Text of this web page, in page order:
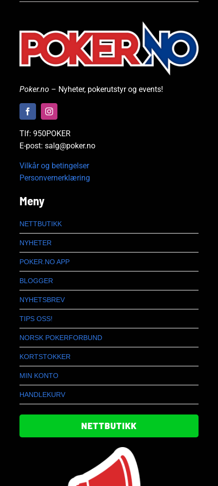
Poker.no – Nyheter, pokerutstyr og events!
Tlf: 950POKER
E-post: salg@poker.no
Vilkår og betingelser
Personvernerklæring
Meny
NETTBUTIKK
NYHETER
POKER.NO APP
BLOGGER
NYHETSBREV
TIPS OSS!
NORSK POKERFORBUND
KORTSTOKKER
MIN KONTO
HANDLEKURV
NETTBUTIKK